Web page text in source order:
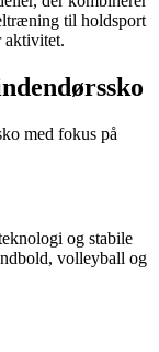
til holdsport
aktivitet.
med fokus på
og stabile
volleyball og